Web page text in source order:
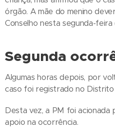
órgão. A mãe do menino
Conselho nesta segunda-feira
Segunda
Algumas horas depois, por
caso foi registrado no Distrito
Desta vez, a PM foi
apoio na ocorrência.